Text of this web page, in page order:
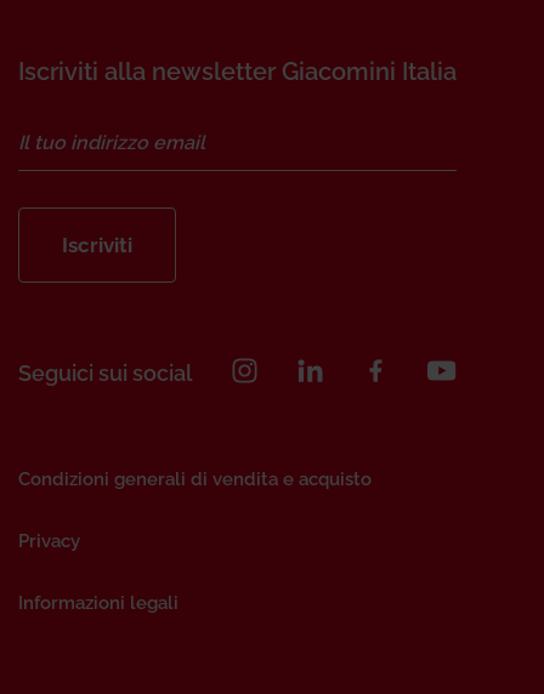
Iscriviti alla newsletter Giacomini Italia
Iscriviti
Seguici sui social
Condizioni generali di vendita e acquisto
Privacy
Informazioni legali